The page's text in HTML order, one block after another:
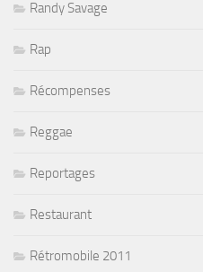
Randy Savage
Rap
Récompenses
Reggae
Reportages
Restaurant
Rétromobile 2011